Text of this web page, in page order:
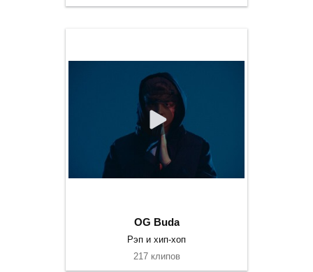
OG Buda
Рэп и хип-хоп
217 клипов